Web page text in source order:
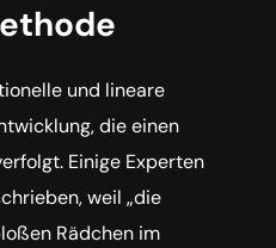
und lineare
die einen
Einige Experten
weil „die
Rädchen im